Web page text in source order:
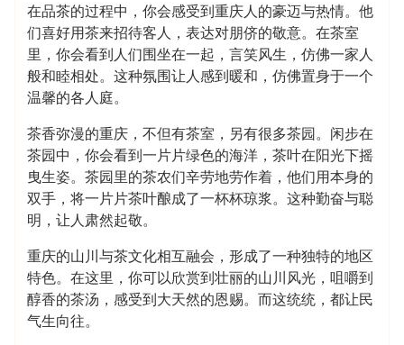
在品茶的过程中，你会感受到重庆人的豪迈与热情。他
们喜好用茶来招待客人，表达对朋侪的敬意。在茶室
里，你会看到人们围坐在一起，言笑风生，仿佛一家人
般和睦相处。这种氛围让人感到暖和，仿佛置身于一个
温馨的各人庭。
茶香弥漫的重庆，不但有茶室，另有很多茶园。闲步在
茶园中，你会看到一片片绿色的海洋，茶叶在阳光下摇
曳生姿。茶园里的茶农们辛劳地劳作着，他们用本身的
双手，将一片片茶叶酿成了一杯杯琼浆。这种勤奋与聪
明，让人肃然起敬。
重庆的山川与茶文化相互融会，形成了一种独特的地区
特色。在这里，你可以欣赏到壮丽的山川风光，咀嚼到
醇香的茶汤，感受到大天然的恩赐。而这统统，都让民
气生向往。